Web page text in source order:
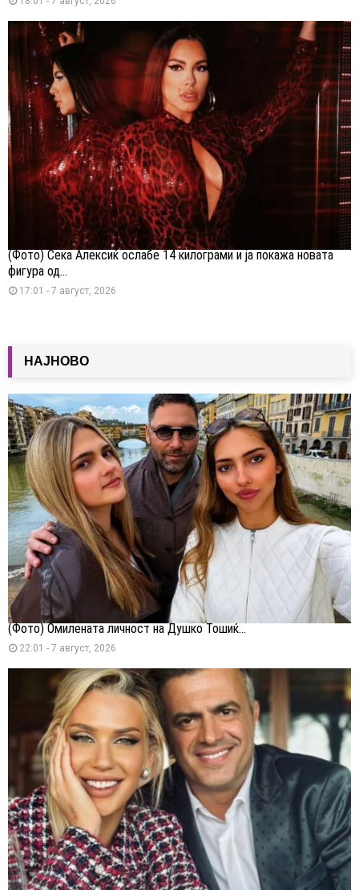
(Фото) Сека Алексиќ ослабе 14 килограми и ја покажа новата
фигура од...
17:01 - 7 август, 2026
НАЈНОВО
(Фото) Омилената личност на Душко Тошиќ...
22:01 - 7 август, 2026